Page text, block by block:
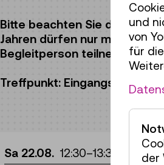
Bitte beachten Sie die
Jahren dürfen nur mit einer
Begleitperson teilnehmen.
Treffpunkt: Eingangshalle,
Sa 22.08. 12:30–13:30
und
von
für
der